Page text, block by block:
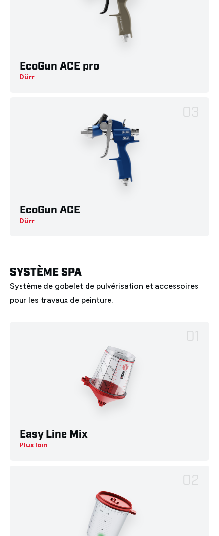
Deutsch English
Español
EcoGun ACE pro
Dürr
03
EcoGun ACE
Dürr
SYSTÈME SPA
Système de gobelet de pulvérisation et accessoires
pour les travaux de peinture.
01
Easy Line Mix
Plus loin
02